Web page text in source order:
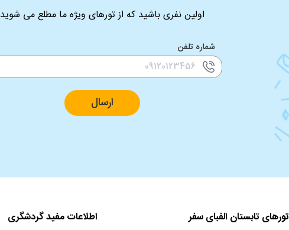
اولین نفری باشید که از تورهای ویژه ما مطلع می شوید
شماره تلفن
ارسال
تورهای تابستان الفبای سفر اطلاعات مفید گردشگری